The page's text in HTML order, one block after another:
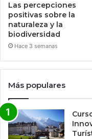
Las percepciones
positivas sobre la
naturaleza y la
biodiversidad
Hace 3 semanas
Más populares